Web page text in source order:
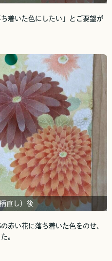
着いた色にしたい」とご要望が
直し）後
赤い花に落ち着いた色をのせ、
。